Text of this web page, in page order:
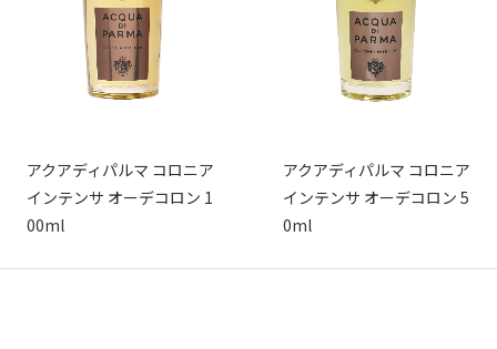
アクアディパルマ コロニア
インテンサ オーデコロン 1
00ml
アクアディパルマ コロニア
インテンサ オーデコロン 5
0ml